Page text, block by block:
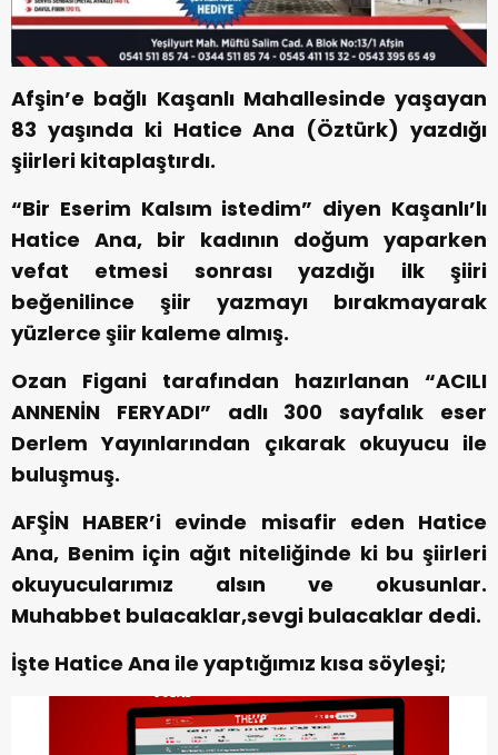
Afşin’e bağlı Kaşanlı Mahallesinde yaşayan
83 yaşında ki Hatice Ana (Öztürk) yazdığı
şiirleri kitaplaştırdı.
“Bir Eserim Kalsım istedim” diyen Kaşanlı’lı
Hatice Ana, bir kadının doğum yaparken
vefat etmesi sonrası yazdığı ilk şiiri
beğenilince şiir yazmayı bırakmayarak
yüzlerce şiir kaleme almış.
Ozan Figani tarafından hazırlanan “ACILI
ANNENİN FERYADI” adlı 300 sayfalık eser
Derlem Yayınlarından çıkarak okuyucu ile
buluşmuş.
AFŞİN HABER’i evinde misafir eden Hatice
Ana, Benim için ağıt niteliğinde ki bu şiirleri
okuyucularımız alsın ve okusunlar.
Muhabbet bulacaklar,sevgi bulacaklar dedi.
İşte Hatice Ana ile yaptığımız kısa söyleşi;